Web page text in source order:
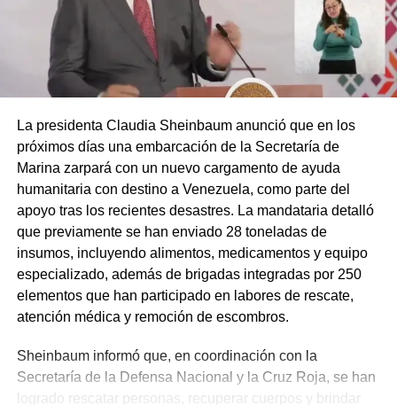
La presidenta Claudia Sheinbaum anunció que en los
próximos días una embarcación de la Secretaría de
Marina zarpará con un nuevo cargamento de ayuda
humanitaria con destino a Venezuela, como parte del
apoyo tras los recientes desastres. La mandataria detalló
que previamente se han enviado 28 toneladas de
insumos, incluyendo alimentos, medicamentos y equipo
especializado, además de brigadas integradas por 250
elementos que han participado en labores de rescate,
atención médica y remoción de escombros.
Sheinbaum informó que, en coordinación con la
Secretaría de la Defensa Nacional y la Cruz Roja, se han
logrado rescatar personas, recuperar cuerpos y brindar